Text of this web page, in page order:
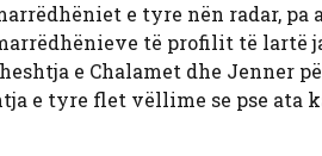
e tyre nën radar, pa
të profilit të lartë
e Chalamet dhe Jenner
e tyre flet vëllime se pse ata